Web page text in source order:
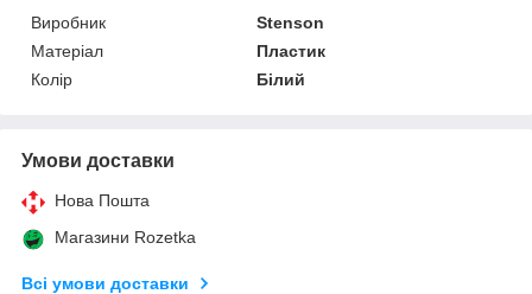
Виробник
Stenson
Матеріал
Пластик
Колір
Білий
Умови доставки
Нова Пошта
Магазини Rozetka
Всі умови доставки